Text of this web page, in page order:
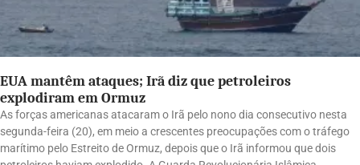
EUA mantêm ataques; Irã diz que petroleiros
explodiram em Ormuz
As forças americanas atacaram o Irã pelo nono dia consecutivo nesta
segunda-feira (20), em meio a crescentes preocupações com o tráfego
marítimo pelo Estreito de Ormuz, depois que o Irã informou que dois